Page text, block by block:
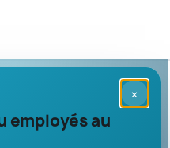
×
employés au
et cadeaux d’affaires